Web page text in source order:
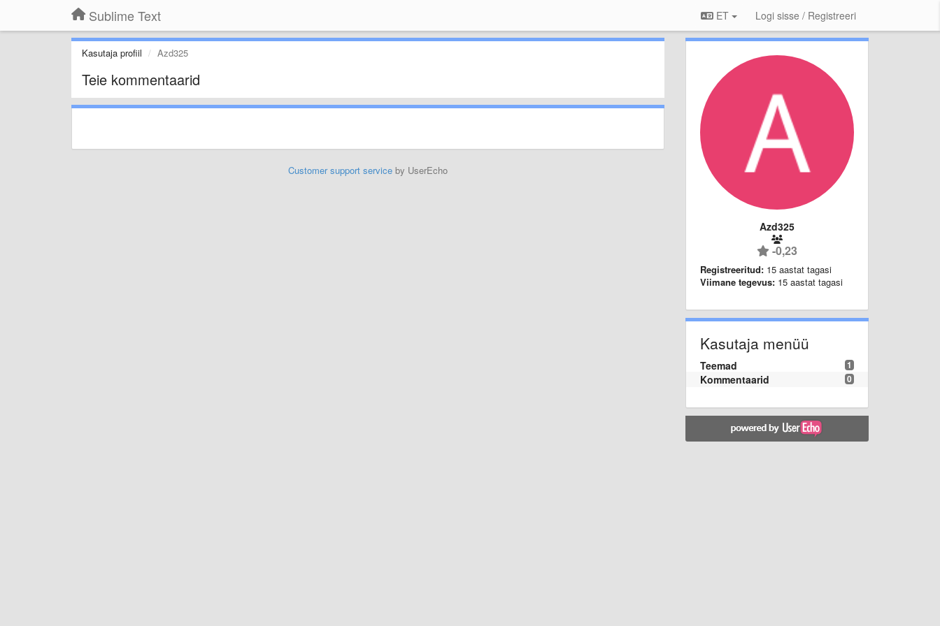
Sublime Text ET Logi sisse / Registreeri
Kasutaja profiil Azd325
Teie kommentaarid
Customer support serviceby UserEcho
Azd325
-0,23
Registreeritud: 15 aastat tagasi
Viimane tegevus: 15 aastat tagasi
Kasutaja menüü
1
Teemad
0
Kommentaarid